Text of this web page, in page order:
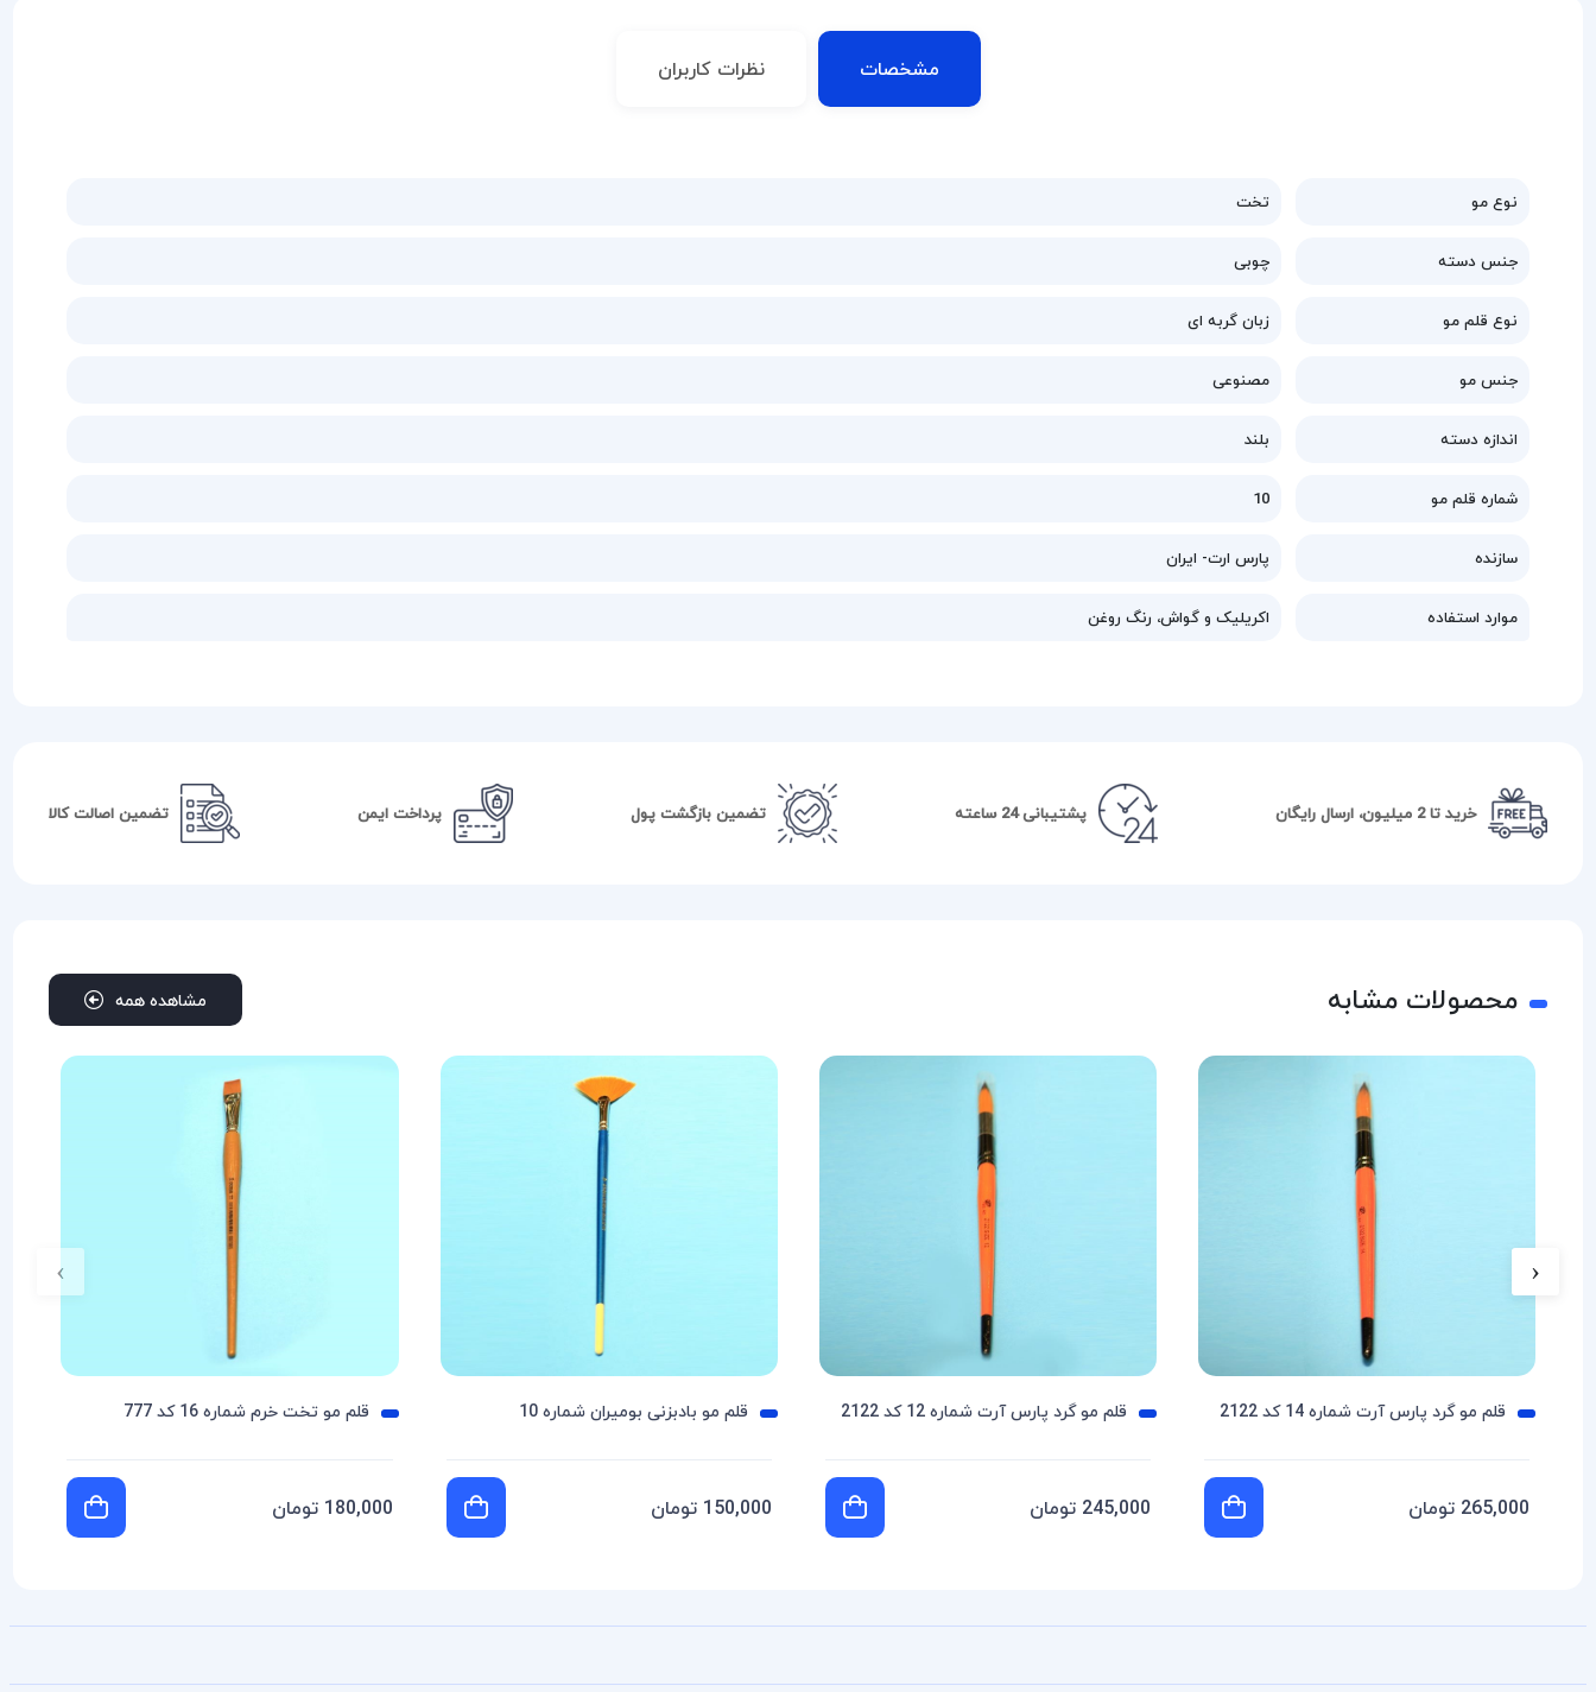
مشخصات نظرات کاربران
نوع مو تخت
جنس دسته چوبی
نوع قلم مو زبان گربه ای
جنس مو مصنوعی
اندازه دسته بلند
شماره قلم مو 10
سازنده پارس ارت- ایران
موارد استفاده اکریلیک و گواش، رنگ روغن
خرید تا 2 میلیون، ارسال رایگان پشتیبانی 24 ساعته تضمین بازگشت پول پرداخت ایمن تضمین اصالت کالا
محصولات مشابه مشاهده همه
قلم مو گرد پارس آرت شماره 14 کد 2122
265,000 تومان
قلم مو گرد پارس آرت شماره 12 کد 2122
245,000 تومان
قلم مو بادبزنی بومیران شماره 10
150,000 تومان
قلم مو تخت خرم شماره 16 کد 777
180,000 تومان
‹
›